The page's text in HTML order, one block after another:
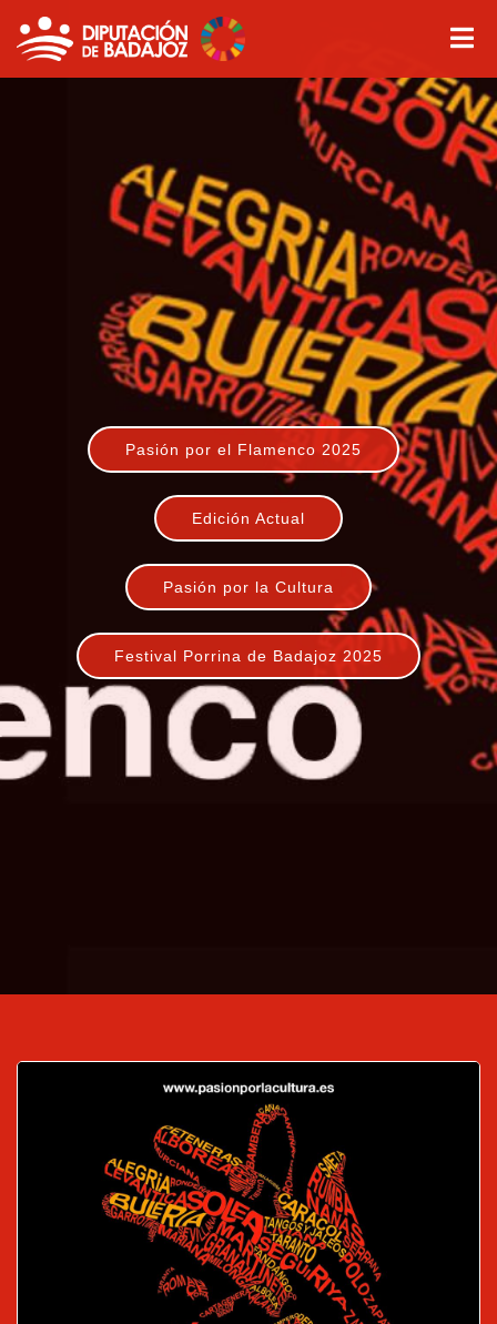
Pasión por el Flamenco 2025
Edición Actual
Pasión por la Cultura
Festival Porrina de Badajoz 2025